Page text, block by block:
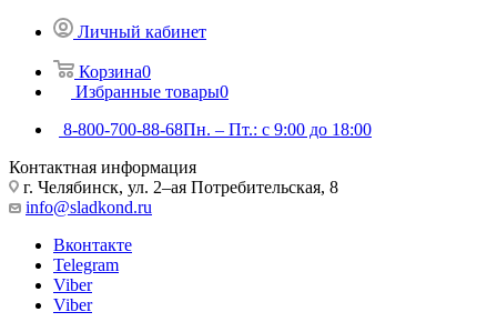
Личный кабинет
Корзина0
Избранные товары0
8-800-700-88-68Пн. – Пт.: с 9:00 до 18:00
Контактная информация
г. Челябинск, ул. 2–ая Потребительская, 8
info@sladkond.ru
Вконтакте
Telegram
Viber
Viber